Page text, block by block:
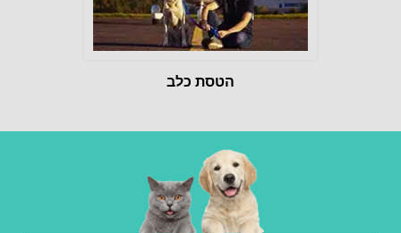
הטסת כלב